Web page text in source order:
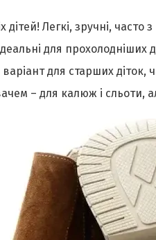
дітей! Легкі, зручні,
для прохолодніших
для старших
– для калюж і сльоти,